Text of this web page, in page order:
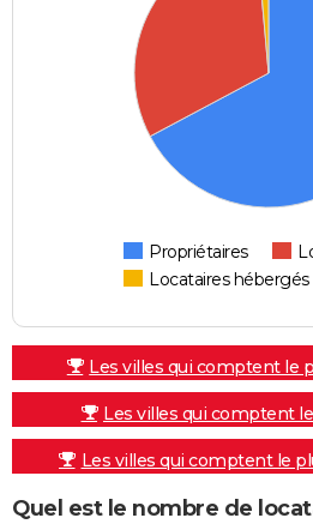
Propriétaires
Locataires
Les villes qui comptent le
Les villes qui comptent
Les villes qui comptent le
Quel est le nombre de